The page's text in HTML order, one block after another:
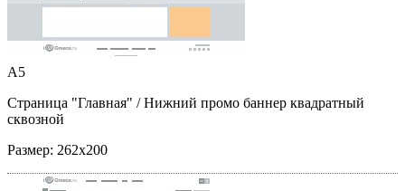
A5
Страница "Главная" / Нижний промо баннер квадратный
сквозной
Размер: 262x200